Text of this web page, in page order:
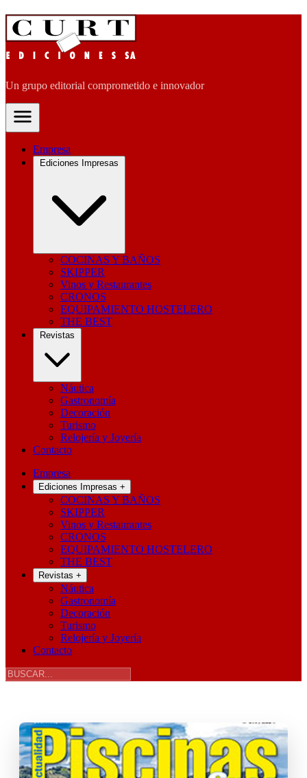
Un grupo editorial comprometido e innovador
Empresa
Ediciones Impresas
COCINAS Y BAÑOS
SKIPPER
Vinos y Restaurantes
CRONOS
EQUIPAMIENTO HOSTELERO
THE BEST
Revistas
Náutica
Gastronomía
Decoración
Turismo
Relojería y Joyería
Contacto
Empresa
Ediciones Impresas +
COCINAS Y BAÑOS
SKIPPER
Vinos y Restaurantes
CRONOS
EQUIPAMIENTO HOSTELERO
THE BEST
Revistas +
Náutica
Gastronomía
Decoración
Turismo
Relojería y Joyería
Contacto